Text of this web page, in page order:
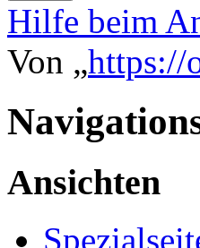
Hilfe beim
Von „https://
Ansichten